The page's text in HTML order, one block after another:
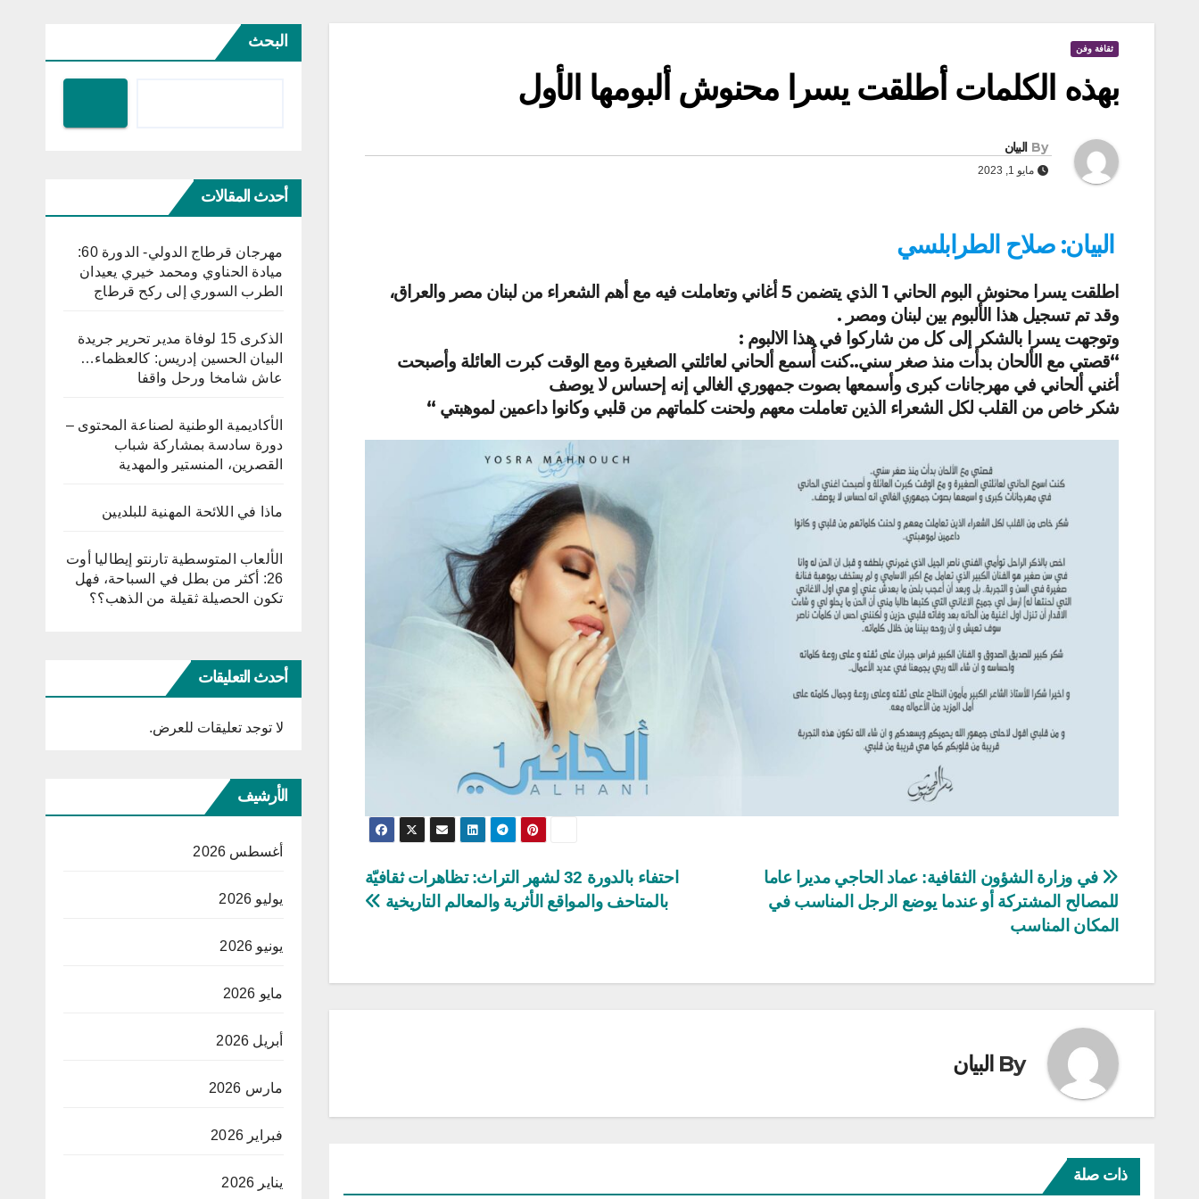
ثقافة وفن
بهذه الكلمات أطلقت يسرا محنوش ألبومها الأول
By البيان
مايو 1, 2023
البيان: صلاح الطرابلسي
اطلقت يسرا محنوش البوم الحاني 1 الذي يتضمن 5 أغاني وتعاملت فيه مع أهم الشعراء من لبنان مصر والعراق،
وقد تم تسجيل هذا الألبوم بين لبنان ومصر .
وتوجهت يسرا بالشكر إلى كل من شاركوا في هذا الالبوم :
“قصتي مع الألحان بدأت منذ صغر سني..كنت أُسمع ألحاني لعائلتي الصغيرة ومع الوقت كبرت العائلة وأصبحت
أغني ألحاني في مهرجانات كبرى وأسمعها بصوت جمهوري الغالي إنه إحساس لا يوصف
شكر خاص من القلب لكل الشعراء الذين تعاملت معهم ولحنت كلماتهم من قلبي وكانوا داعمين لموهبتي “
تصفّح
المقالات
احتفاء بالدورة 32 لشهر التراث: تظاهرات ثقافيّة
بالمتاحف والمواقع الأثرية والمعالم التاريخية
في وزارة الشؤون الثقافية: عماد الحاجي مديرا عاما
للمصالح المشتركة أو عندما يوضع الرجل المناسب في
المكان المناسب
By البيان
ذات صلة
البحث
أحدث المقالات
مهرجان قرطاج الدولي- الدورة 60:
ميادة الحناوي ومحمد خيري يعيدان
الطرب السوري إلى ركح قرطاج
الذكرى 15 لوفاة مدير تحرير جريدة
البيان الحسين إدريس: كالعظماء…
عاش شامخا ورحل واقفا
الأكاديمية الوطنية لصناعة المحتوى –
دورة سادسة بمشاركة شباب
القصرين، المنستير والمهدية
ماذا في اللائحة المهنية للبلديين
الألعاب المتوسطية تارنتو إيطاليا أوت
26: أكثر من بطل في السباحة، فهل
تكون الحصيلة ثقيلة من الذهب؟؟
أحدث التعليقات
لا توجد تعليقات للعرض.
الأرشيف
أغسطس 2026
يوليو 2026
يونيو 2026
مايو 2026
أبريل 2026
مارس 2026
فبراير 2026
يناير 2026